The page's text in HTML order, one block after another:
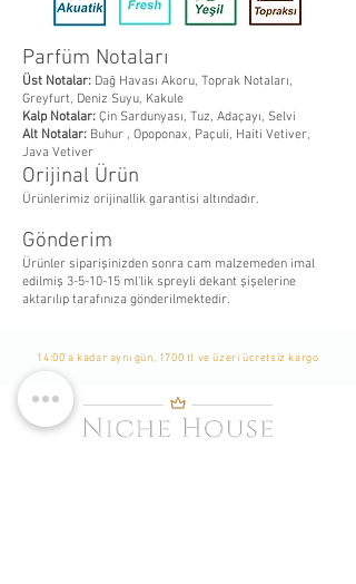
Parfüm Notaları
Üst Notalar: Dağ Havası Akoru, Toprak Notaları,
Greyfurt, Deniz Suyu, Kakule
Kalp Notalar: Çin Sardunyası, Tuz, Adaçayı, Selvi
Alt Notalar: Buhur , Opoponax, Paçuli, Haiti Vetiver,
Java Vetiver
Orijinal Ürün
Ürünlerimiz orijinallik garantisi altındadır.
Gönderim
Ürünler siparişinizden sonra cam malzemeden imal
edilmiş 3-5-10-15 ml’lik spreyli dekant şişelerine
aktarılıp tarafınıza gönderilmektedir.
14:00'a kadar aynı gün, 1700 tl ve üzeri ücretsiz kargo